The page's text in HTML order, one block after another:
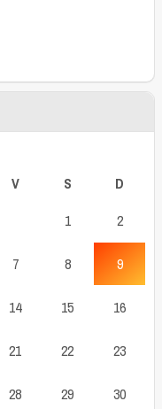
V S D
1 2
7 8 9
14 15 16
21 22 23
28 29 30